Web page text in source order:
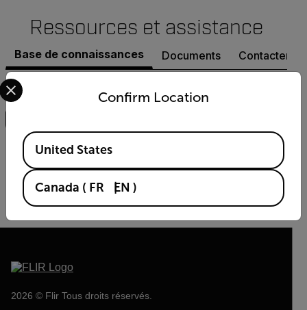
Ressources et assistance
Base de connaissances Documents Contacter
Recherche
2026 © Flir Tous droits réservés.
Confirm Location
Select your preferred country and language from the
Available Locations
United States
Canada ( FR EN )